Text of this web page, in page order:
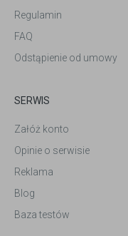
Regulamin
FAQ
Odstąpienie od umowy
SERWIS
Załóż konto
Opinie o serwisie
Reklama
Blog
Baza testów